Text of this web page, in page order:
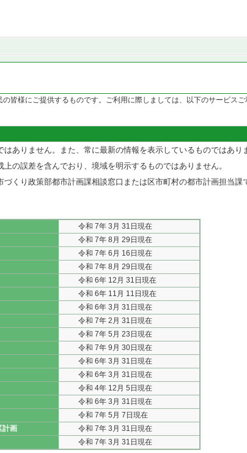
皆様にご提供するものです。ご利用に際しましては、以下のサービス
ありません。また、常に最新の情報を表示しているものではあり
の誤差を含んでおり、境域を明示するものではありません。
くり政策部都市計画課相談窓口または区市町村の都市計画担当課
令和 7年 3月 31日現在
令和 7年 8月 29日現在
令和 7年 6月 16日現在
令和 7年 8月 29日現在
令和 6年 12月 31日現在
令和 6年 11月 11日現在
令和 6年 3月 31日現在
令和 7年 2月 31日現在
令和 7年 5月 23日現在
令和 7年 9月 30日現在
令和 6年 3月 31日現在
令和 6年 3月 31日現在
令和 4年 12月 5日現在
令和 6年 3月 31日現在
令和 7年 5月 7日現在
計画
令和 7年 3月 31日現在
令和 7年 3月 31日現在